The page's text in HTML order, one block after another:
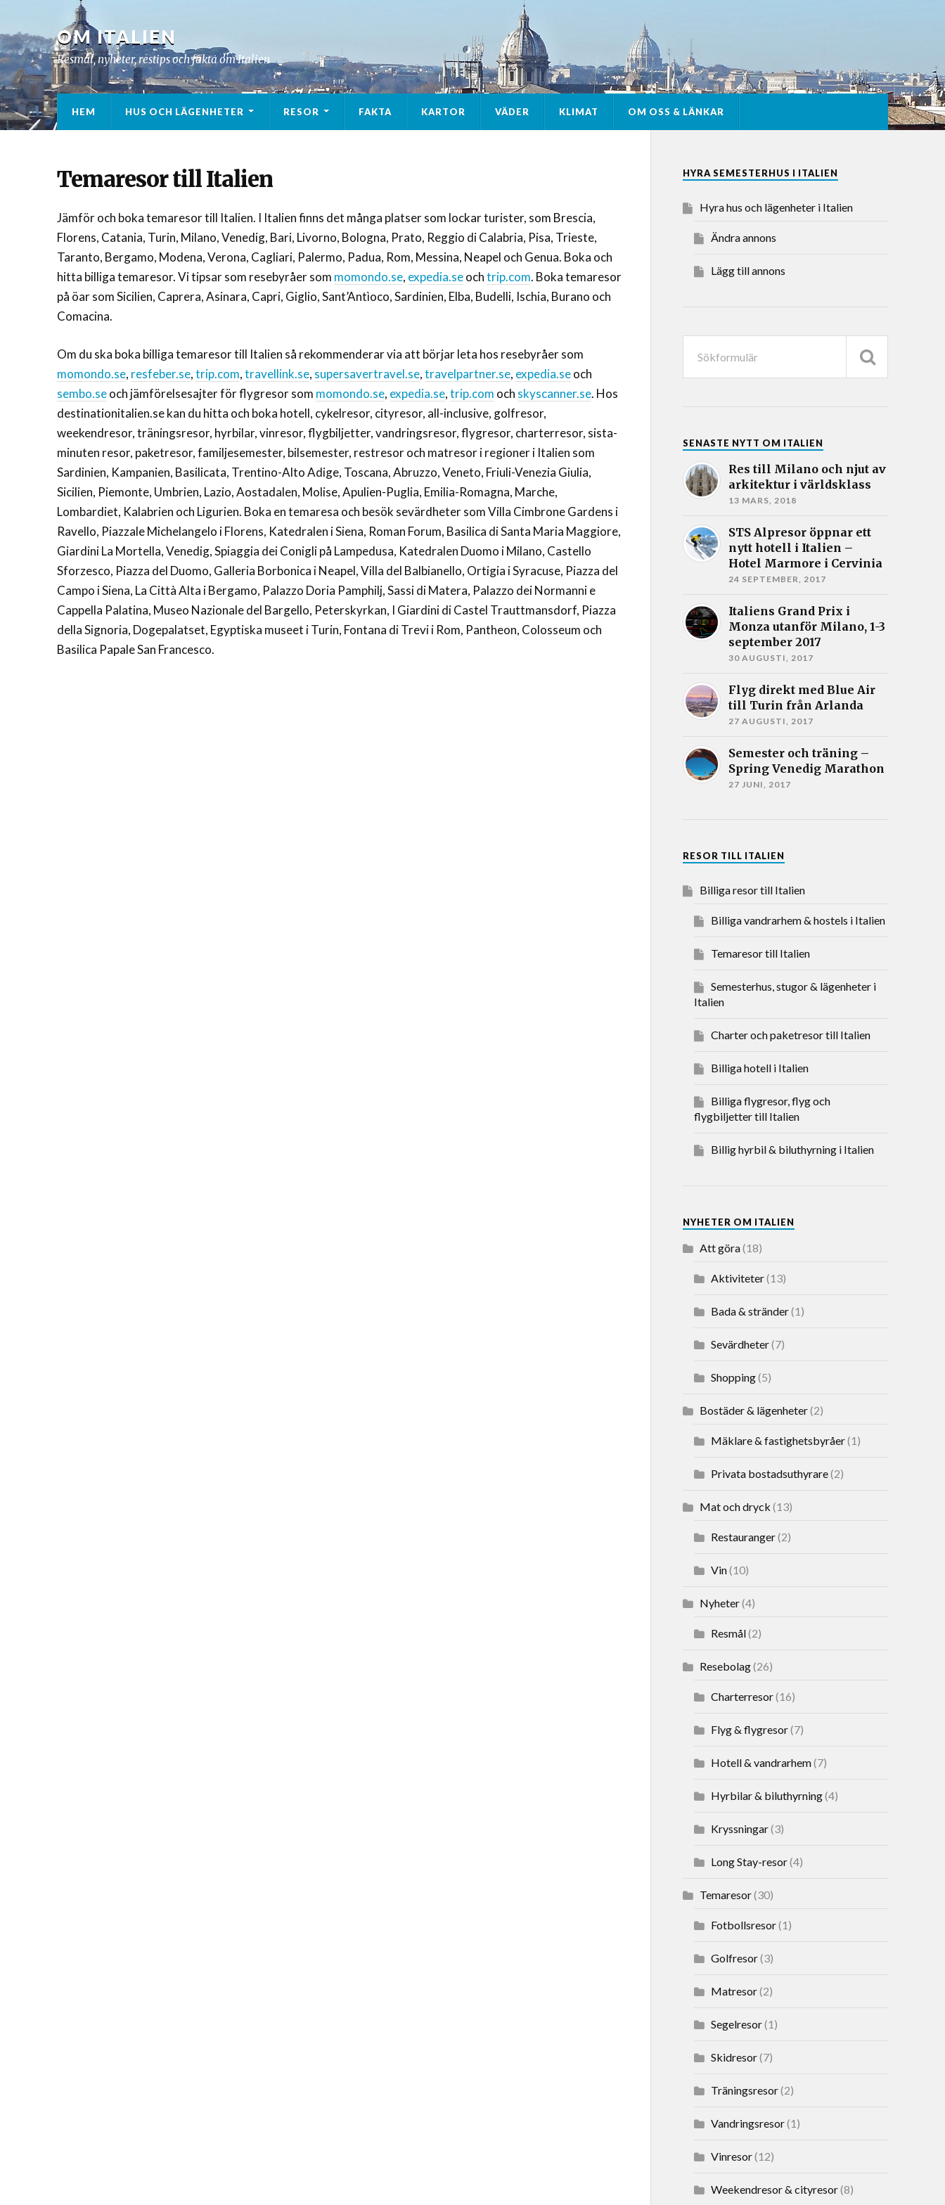
OM ITALIEN
Resmål, nyheter, restips och fakta om Italien
HEM HUS OCH LÄGENHETER RESOR FAKTA KARTOR VÄDER KLIMAT OM OSS & LÄNKAR
Temaresor till Italien
Jämför och boka temaresor till Italien. I Italien finns det många platser som lockar turister, som Brescia,
Florens, Catania, Turin, Milano, Venedig, Bari, Livorno, Bologna, Prato, Reggio di Calabria, Pisa, Trieste,
Taranto, Bergamo, Modena, Verona, Cagliari, Palermo, Padua, Rom, Messina, Neapel och Genua. Boka och
hitta billiga temaresor. Vi tipsar som resebyråer som momondo.se, expedia.seochtrip.com. Boka temaresor
på öar som Sicilien, Caprera, Asinara, Capri, Giglio, Sant’Antìoco, Sardinien, Elba, Budelli, Ischia, Burano och
Comacina.
Om du ska boka billiga temaresor till Italien så rekommenderar via att börjar leta hos resebyråer som
momondo.se, resfeber.se,trip.com,travellink.se, supersavertravel.se,travelpartner.se, expedia.seoch
sembo.seoch jämförelsesajter för flygresor som momondo.se, expedia.se,trip.com och skyscanner.se. Hos
destinationitalien.se kan du hitta och boka hotell, cykelresor, cityresor, all-inclusive, golfresor,
weekendresor, träningsresor, hyrbilar, vinresor, flygbiljetter, vandringsresor, flygresor, charterresor, sista-
minuten resor, paketresor, familjesemester, bilsemester, restresor och matresor i regioner i Italien som
Sardinien, Kampanien, Basilicata, Trentino-Alto Adige, Toscana, Abruzzo, Veneto, Friuli-Venezia Giulia,
Sicilien, Piemonte, Umbrien, Lazio, Aostadalen, Molise, Apulien-Puglia, Emilia-Romagna, Marche,
Lombardiet, Kalabrien och Ligurien. Boka en temaresa och besök sevärdheter som Villa Cimbrone Gardens i
Ravello, Piazzale Michelangelo i Florens, Katedralen i Siena, Roman Forum, Basilica di Santa Maria Maggiore,
Giardini La Mortella, Venedig, Spiaggia dei Conigli på Lampedusa, Katedralen Duomo i Milano, Castello
Sforzesco, Piazza del Duomo, Galleria Borbonica i Neapel, Villa del Balbianello, Ortigia i Syracuse, Piazza del
Campo i Siena, La Città Alta i Bergamo, Palazzo Doria Pamphilj, Sassi di Matera, Palazzo dei Normanni e
Cappella Palatina, Museo Nazionale del Bargello, Peterskyrkan, I Giardini di Castel Trauttmansdorf, Piazza
della Signoria, Dogepalatset, Egyptiska museet i Turin, Fontana di Trevi i Rom, Pantheon, Colosseum och
Basilica Papale San Francesco.
HYRA SEMESTERHUS I ITALIEN
Hyra hus och lägenheter i Italien
Ändra annons
Lägg till annons
SENASTE NYTT OM ITALIEN
Res till Milano och njut av
arkitektur i världsklass
13 MARS, 2018
STS Alpresor öppnar ett
nytt hotell i Italien –
Hotel Marmore i Cervinia
24 SEPTEMBER, 2017
Italiens Grand Prix i
Monza utanför Milano, 1-3
september 2017
30 AUGUSTI, 2017
Flyg direkt med Blue Air
till Turin från Arlanda
27 AUGUSTI, 2017
Semester och träning –
Spring Venedig Marathon
27 JUNI, 2017
RESOR TILL ITALIEN
Billiga resor till Italien
Billiga vandrarhem & hostels i Italien
Temaresor till Italien
Semesterhus, stugor & lägenheter i
Italien
Charter och paketresor till Italien
Billiga hotell i Italien
Billiga flygresor, flyg och
flygbiljetter till Italien
Billig hyrbil & biluthyrning i Italien
NYHETER OM ITALIEN
Att göra(18)
Aktiviteter(13)
Bada & stränder(1)
Sevärdheter(7)
Shopping(5)
Bostäder & lägenheter(2)
Mäklare & fastighetsbyråer(1)
Privata bostadsuthyrare(2)
Mat och dryck (13)
Restauranger(2)
Vin(10)
Nyheter(4)
Resmål(2)
Resebolag(26)
Charterresor(16)
Flyg & flygresor(7)
Hotell & vandrarhem(7)
Hyrbilar & biluthyrning(4)
Kryssningar(3)
Long Stay-resor(4)
Temaresor(30)
Fotbollsresor(1)
Golfresor(3)
Matresor(2)
Segelresor(1)
Skidresor(7)
Träningsresor(2)
Vandringsresor(1)
Vinresor(12)
Weekendresor & cityresor(8)